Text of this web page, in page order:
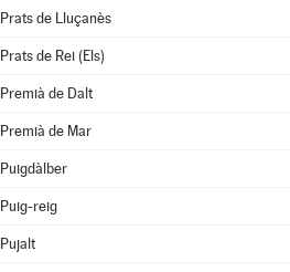
Prats de Lluçanès
Prats de Rei (Els)
Premià de Dalt
Premià de Mar
Puigdàlber
Puig-reig
Pujalt